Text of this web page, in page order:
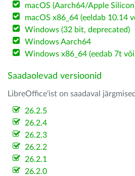
macOS (Aarch64/Apple
macOS x86_64 (eeldab 10.14
Windows (32 bit, deprecated)
Windows Aarch64
Windows x86_64 (eedab 7t
Saadaolevad versioonid
LibreOffice'ist on saadaval
26.2.5
26.2.4
26.2.3
26.2.2
26.2.1
26.2.0